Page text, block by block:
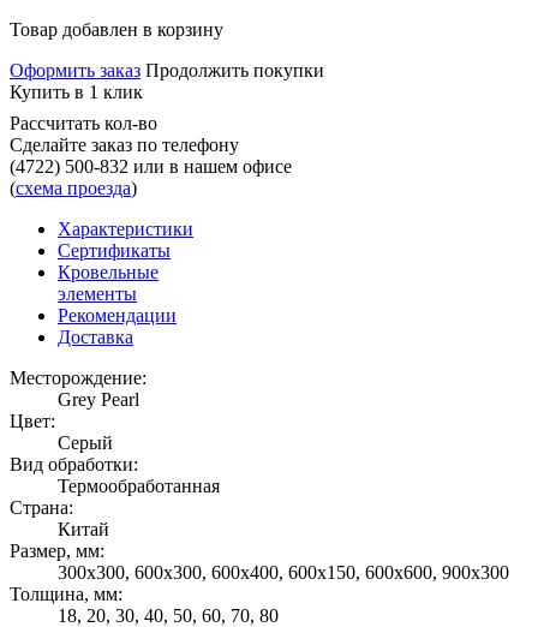
Товар добавлен в корзину
Оформить заказ Продолжить покупки
Купить в 1 клик
Рассчитать кол-во
Сделайте заказ по телефону
(4722) 500-832 или в нашем офисе
(схема проезда)
Характеристики
Сертификаты
Кровельные
элементы
Рекомендации
Доставка
Месторождение:
Grey Pearl
Цвет:
Серый
Вид обработки:
Термообработанная
Страна:
Китай
Размер, мм:
300х300, 600х300, 600х400, 600х150, 600х600, 900х300
Толщина, мм:
18, 20, 30, 40, 50, 60, 70, 80